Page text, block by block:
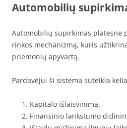
Automobilių
Automobilių supirkimas platesne
rinkos mechanizmą, kuris
priemonių apyvartą.
Pardavėjui ši sistema suteikia
Kapitalo išlaisvinimą.
Finansinio lankstumo